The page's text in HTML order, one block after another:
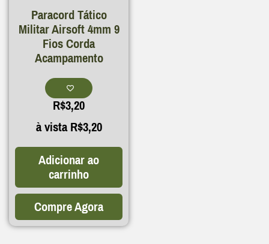
Paracord Tático
Militar Airsoft 4mm 9
Fios Corda
Acampamento
R$3,20
à vistaR$3,20
Adicionar ao
carrinho
Compre Agora